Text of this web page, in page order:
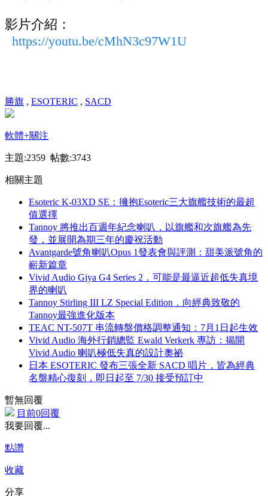
影片介紹：
https://youtu.be/cMhN3c97W1U
勝旗 , ESOTERIC , SACD
軟體+關注
主題:2359 帖數:3743
相關主題
Esoteric K-03XD SE：擁抱Esoteric三大旗艦技術的最超
值選擇
Tannoy 將推出百週年紀念喇叭，以旗艦和次旗艦為先
發，並展開為期三年的慶祝活動
Avantgarde號角喇叭Opus 1發表會與評測：甜美派號角的
嶄新篇章
Vivid Audio Giya G4 Series 2，可能是最逼近超低失真境
界的喇叭
Tannoy Stirling III LZ Special Edition，向經典致敬的
Tannoy最強進化版本
TEAC NT-507T 串流轉盤價格調整通知：7月1日起生效
Vivid Audio 海外行銷總監 Ewald Verkerk 專訪：揭開
Vivid Audio 喇叭極低失真的設計奧祕
日本 ESOTERIC 發布三張全新 SACD 唱片，皆為經典
名盤精心復刻，即日起至 7/30 接受預訂中
暫無回覆
目前0回覆
我要回覆...
點讚
收藏
分享